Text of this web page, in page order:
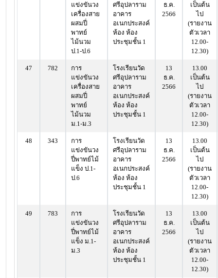
แข่งขันวง
เครื่องสาย
ผสมปี่
พาทย์
ไม้นวม
ป.1-ป.6
ศรีอุปลาราม
อาคาร
อเนกประสงค์
ห้อง ห้อง
ประชุมชั้น 1
ธ.ค.
2566
เป็นต้น
ไป
(รายงาน
ตัวเวลา
12.00-
12.30)
47 782
การ
แข่งขันวง
เครื่องสาย
ผสมปี่
พาทย์
ไม้นวม
ม.1-ม.3
โรงเรียนวัด
ศรีอุปลาราม
อาคาร
อเนกประสงค์
ห้อง ห้อง
ประชุมชั้น 1
13
ธ.ค.
2566
13.00
เป็นต้น
ไป
(รายงาน
ตัวเวลา
12.00-
12.30)
48 343
การ
แข่งขันวง
ปี่พาทย์ไม้
แข็ง ป.1-
ป.6
โรงเรียนวัด
ศรีอุปลาราม
อาคาร
อเนกประสงค์
ห้อง ห้อง
ประชุมชั้น 1
13
ธ.ค.
2566
13.00
เป็นต้น
ไป
(รายงาน
ตัวเวลา
12.00-
12.30)
49 783
การ
แข่งขันวง
ปี่พาทย์ไม้
แข็ง ม.1-
ม.3
โรงเรียนวัด
ศรีอุปลาราม
อาคาร
อเนกประสงค์
ห้อง ห้อง
ประชุมชั้น 1
13
ธ.ค.
2566
13.00
เป็นต้น
ไป
(รายงาน
ตัวเวลา
12.00-
12.30)